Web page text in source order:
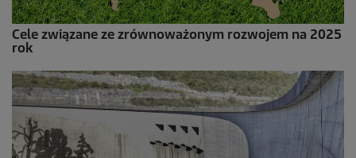
Cele związane ze zrównoważonym rozwojem na 2025
rok